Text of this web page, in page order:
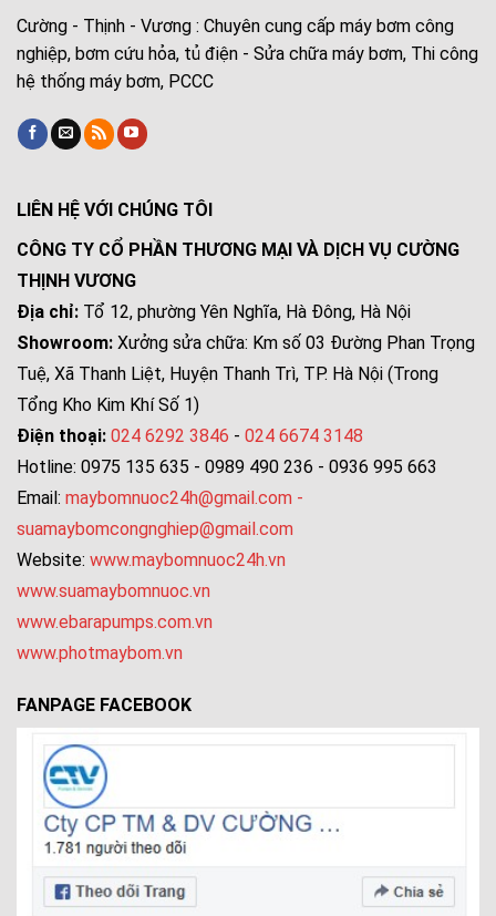
Cường - Thịnh - Vương : Chuyên cung cấp máy bơm công
nghiệp, bơm cứu hỏa, tủ điện - Sửa chữa máy bơm, Thi công
hệ thống máy bơm, PCCC
LIÊN HỆ VỚI CHÚNG TÔI
CÔNG TY CỔ PHẦN THƯƠNG MẠI VÀ DỊCH VỤ CƯỜNG
THỊNH VƯƠNG
Địa chỉ: Tổ 12, phường Yên Nghĩa, Hà Đông, Hà Nội
Showroom: Xưởng sửa chữa: Km số 03 Đường Phan Trọng
Tuệ, Xã Thanh Liệt, Huyện Thanh Trì, TP. Hà Nội (Trong
Tổng Kho Kim Khí Số 1)
Điện thoại: 024 6292 3846 - 024 6674 3148
Hotline: 0975 135 635 - 0989 490 236 - 0936 995 663
Email: maybomnuoc24h@gmail.com -
suamaybomcongnghiep@gmail.com
Website: www.maybomnuoc24h.vn
www.suamaybomnuoc.vn
www.ebarapumps.com.vn
www.photmaybom.vn
FANPAGE FACEBOOK